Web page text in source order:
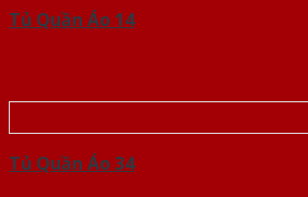
Tủ Quần Áo 14
Tủ Quần Áo 34